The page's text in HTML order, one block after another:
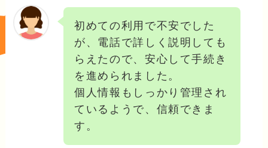
初めての利用で不安でした
が、電話で詳しく説明しても
らえたので、安心して手続き
を進められました。
個人情報もしっかり管理され
ているようで、信頼できま
す。